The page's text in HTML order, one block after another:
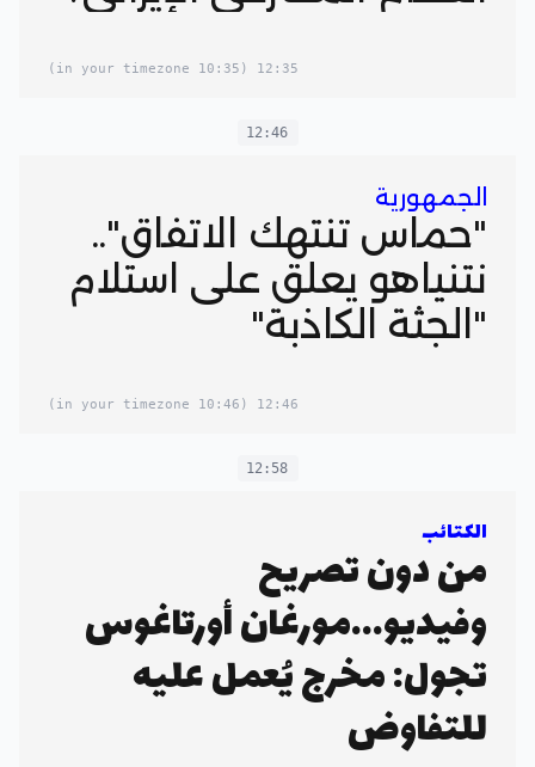
12:35
(10:35 in your timezone)
12:46
الجمهورية
"حماس تنتهك الاتفاق"..
نتنياهو يعلق على استلام
"الجثة الكاذبة"
12:46
(10:46 in your timezone)
12:58
الكتائب
من دون تصريح
وفيديو...مورغان أورتاغوس
تجول: مخرج يُعمل عليه
للتفاوض